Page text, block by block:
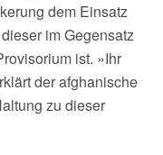
dem Einsatz
im Gegensatz
ist. »Ihr
der afghanische
zu dieser